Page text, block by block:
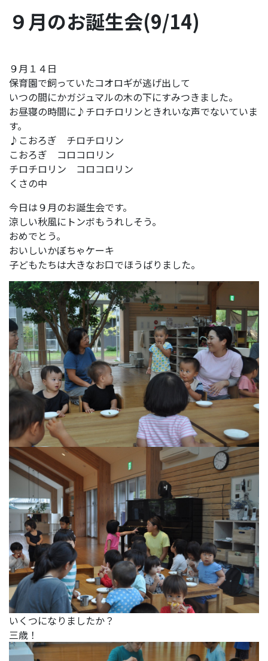
９月のお誕生会(9/14)
９月１４日
保育園で飼っていたコオロギが逃げ出して
いつの間にかガジュマルの木の下にすみつきました。
お昼寝の時間に♪チロチロリンときれいな声でないていま
す。
♪こおろぎ チロチロリン
こおろぎ コロコロリン
チロチロリン コロコロリン
くさの中
今日は９月のお誕生会です。
涼しい秋風にトンボもうれしそう。
おめでとう。
おいしいかぼちゃケーキ
子どもたちは大きなお口でほうばりました。
いくつになりましたか？
三歳！